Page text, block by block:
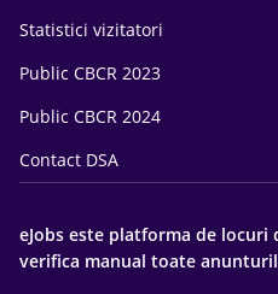
Statistici vizitatori
Public CBCR 2023
Public CBCR 2024
Contact DSA
eJobs este platforma de locuri
verifica manual toate